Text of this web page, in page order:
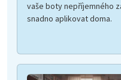
vaše boty nepříjemného
snadno aplikovat doma.